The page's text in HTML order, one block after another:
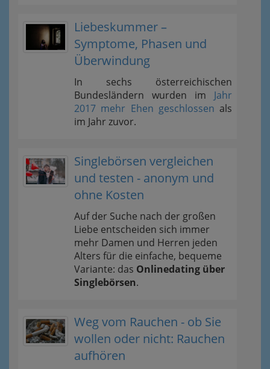
Liebeskummer –
Symptome, Phasen und
Überwindung
In sechs österreichischen
Bundesländern wurden im Jahr
2017 mehr Ehen geschlossen als
im Jahr zuvor.
Singlebörsen vergleichen
und testen - anonym und
ohne Kosten
Auf der Suche nach der großen
Liebe entscheiden sich immer
mehr Damen und Herren jeden
Alters für die einfache, bequeme
Variante: das Onlinedating über
Singlebörsen.
Weg vom Rauchen - ob Sie
wollen oder nicht: Rauchen
aufhören